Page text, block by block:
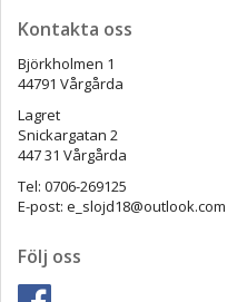
Kontakta oss
Björkholmen 1
44791 Vårgårda
Lagret
Snickargatan 2
447 31 Vårgårda
Tel: 0706-269125
E-post: e_slojd18@outlook.com
Följ oss